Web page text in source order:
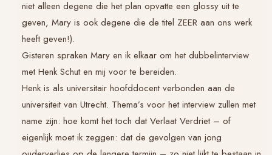
niet alleen degene die het plan opvatte een glossy uit te
geven, Mary is ook degene die de titel ZEER aan ons werk
heeft geven!).
Gisteren spraken Mary en ik elkaar om het dubbelinterview
met Henk Schut en mij voor te bereiden.
Henk is als universitair hoofddocent verbonden aan de
universiteit van Utrecht. Thema’s voor het interview zullen met
name zijn: hoe komt het toch datVerlaat Verdriet– of
eigenlijk moet ik zeggen: dat de gevolgen van jong